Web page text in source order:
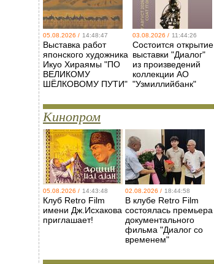
05.08.2026 / 14:48:47
Выставка работ
японского художника
Икуо Хираямы "ПО
ВЕЛИКОМУ
ШЁЛКОВОМУ ПУТИ"
03.08.2026 / 11:44:26
Состоится открытие
выставки "Диалог"
из произведений
коллекции АО
"Узмиллийбанк"
Кинопром
05.08.2026 / 14:43:48
Клуб Retro Film
имени Дж.Исхакова
приглашает!
02.08.2026 / 18:44:58
В клубе Retro Film
состоялась премьера
документального
фильма "Диалог со
временем"